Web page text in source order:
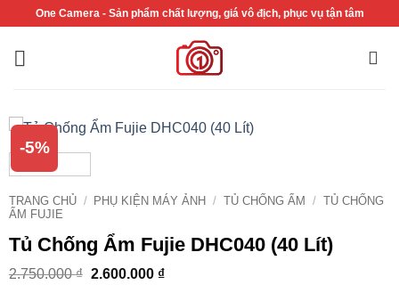
nội
One Camera - Sản phẩm chất lượng, giá vô địch, phục vụ tận tâm
-5%
TRANG CHỦ / PHỤ KIỆN MÁY ẢNH / TỦ CHỐNG ẨM / TỦ CHỐNG
ẨM FUJIE
Tủ Chống Ẩm Fujie DHC040 (40 Lít)
2.750.000₫ Giá
2.600.000 ₫Giá